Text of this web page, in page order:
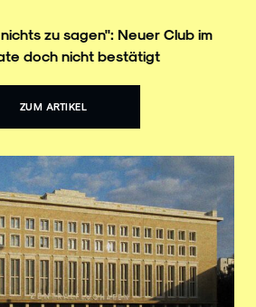
zu sagen": Neuer Club im
doch nicht bestätigt
ZUM ARTIKEL